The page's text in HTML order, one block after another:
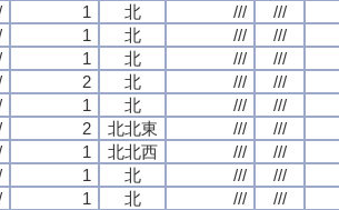
1 北 /// ///
1 北 /// ///
1 北 /// ///
2 北 /// ///
1 北 /// ///
2 北北東 /// ///
1 北北西 /// ///
1 北 /// ///
1 北 /// ///
1 北 /// ///
1 北 /// ///
1 北 /// ///
2 北 /// ///
1 北 /// ///
2 北北東 /// ///
1 北北西 /// ///
1 北 /// ///
1 北 /// ///
1 北 /// ///
1 北 /// ///
1 北 /// ///
2 北 /// ///
1 北 /// ///
2 北北東 /// ///
1 北北西 /// ///
1 北 /// ///
1 北 /// ///
1 北 /// ///
1 北 /// ///
1 北 /// ///
2 北 /// ///
1 北 /// ///
2 北北東 /// ///
1 北北西 /// ///
1 北 /// ///
1 北 /// ///